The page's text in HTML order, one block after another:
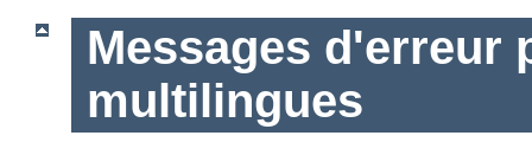
Messages d'erreur
multilingues